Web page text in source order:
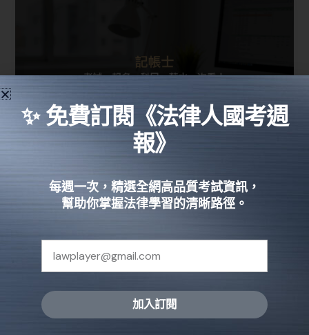
理！【2022年最新】
會計工作的證明。從事記帳士工作，依法必須要有記
最高會被判1年以下有期徒刑。
✨ 免費訂閱《法律人國考週
報》
每週一次，精選全網高品質考試資訊，
幫助你掌握法律學習的清晰路徑。
加入訂閱